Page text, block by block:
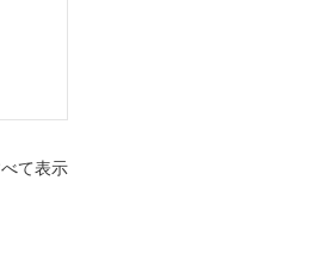
て表示